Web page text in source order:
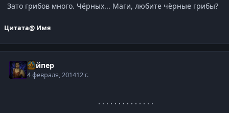
Зато грибов много. Чёрных... Маги, любите чёрные грибы?
Цитата@ Имя
Вайпер
4 февраля, 201412 г.
..............